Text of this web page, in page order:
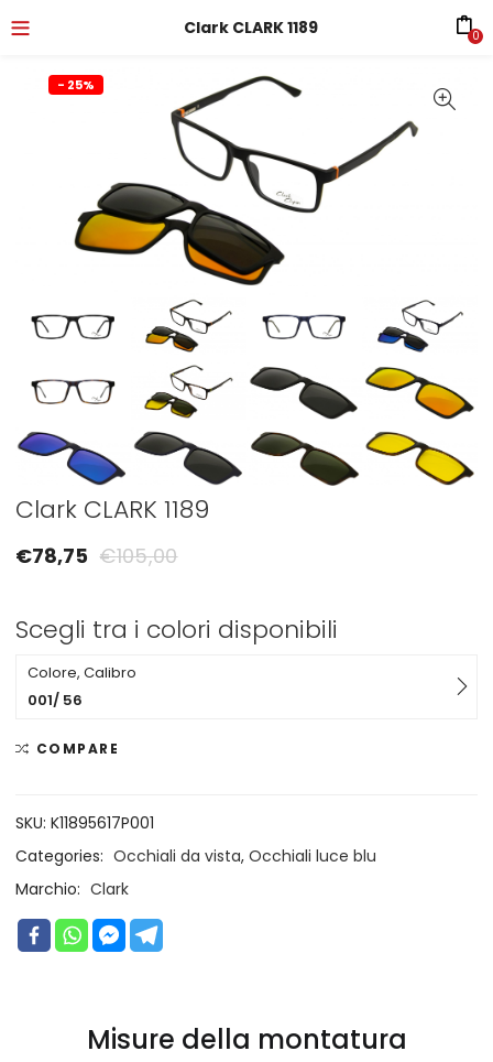
Clark CLARK 1189 0
- 25%
Clark CLARK 1189
€78,75 €105,00
Scegli tra i colori disponibili
Colore, Calibro
001/ 56
COMPARE
SKU:K11895617P001
Categories: Occhiali da vista,Occhiali luce blu
Marchio: Clark
Misure della montatura